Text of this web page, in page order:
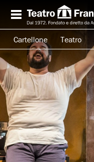
Cartellone Teatro